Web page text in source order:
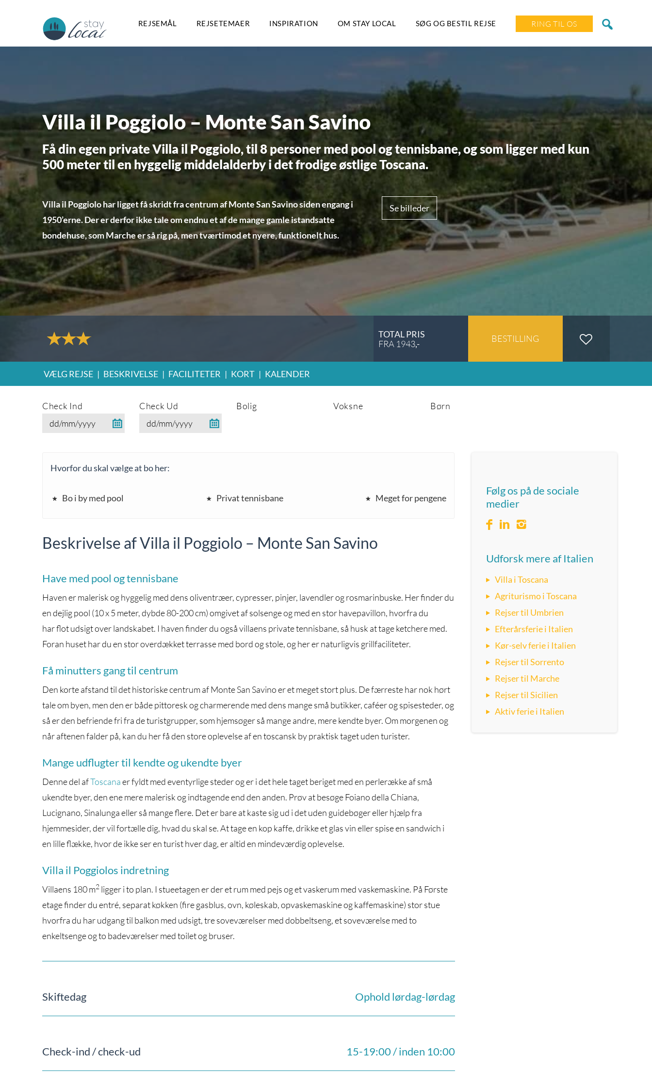
RING TIL OS
REJSEMÅL REJSETEMAER INSPIRATION OM STAY LOCAL SØG OG BESTIL REJSE
Villa il Poggiolo – Monte San Savino
Få din egen private Villa il Poggiolo, til 8 personer med pool og tennisbane, og som ligger med kun
500 meter til en hyggelig middelalderby i det frodige østlige Toscana.
Villa il Poggiolo har ligget få skridt fra centrum af Monte San Savino siden engang i
1950’erne. Der er derfor ikke tale om endnu et af de mange gamle istandsatte
bondehuse, som Marche er så rig på, men tværtimod et nyere, funktionelt hus.
Se billeder
TOTAL PRIS
FRA 1943,- BESTILLING
VÆLG REJSE | BESKRIVELSE | FACILITETER | KORT | KALENDER
Check Ind Check Ud Bolig Voksne Børn
Hvorfor du skal vælge at bo her:
Bo i by med pool Privat tennisbane Meget for pengene
Beskrivelse af Villa il Poggiolo – Monte San Savino
Have med pool og tennisbane
Haven er malerisk og hyggelig med dens oliventræer, cypresser, pinjer, lavendler og rosmarinbuske. Her finder du
en dejlig pool (10 x 5 meter, dybde 80-200 cm) omgivet af solsenge og med en stor havepavillon, hvorfra du
har flot udsigt over landskabet. I haven finder du også villaens private tennisbane, så husk at tage ketchere med.
Foran huset har du en stor overdækket terrasse med bord og stole, og her er naturligvis grillfaciliteter.
Få minutters gang til centrum
Den korte afstand til det historiske centrum af Monte San Savino er et meget stort plus. De færreste har nok hørt
tale om byen, men den er både pittoresk og charmerende med dens mange små butikker, caféer og spisesteder, og
så er den befriende fri fra de turistgrupper, som hjemsøger så mange andre, mere kendte byer. Om morgenen og
når aftenen falder på, kan du her få den store oplevelse af en toscansk by praktisk taget uden turister.
Mange udflugter til kendte og ukendte byer
Denne del afToscanaer fyldt med eventyrlige steder og er i det hele taget beriget med en perlerække af små
ukendte byer, den ene mere malerisk og indtagende end den anden. Prøv at besøge Foiano della Chiana,
Lucignano, Sinalunga eller så mange flere. Det er bare at kaste sig ud i det uden guidebøger eller hjælp fra
hjemmesider, der vil fortælle dig, hvad du skal se. At tage en kop kaffe, drikke et glas vin eller spise en sandwich i
en lille flække, hvor de ikke ser en turist hver dag, er altid en mindeværdig oplevelse.
Villa il Poggiolos indretning
Villaens 180 m2 ligger i to plan. I stueetagen er der et rum med pejs og et vaskerum med vaskemaskine. På Første
etage finder du entré, separat køkken (fire gasblus, ovn, køleskab, opvaskemaskine og kaffemaskine) stor stue
hvorfra du har udgang til balkon med udsigt, tre soveværelser med dobbeltseng, et soveværelse med to
enkeltsenge og to badeværelser med toilet og bruser.
Skiftedag Ophold lørdag-lørdag
Check-ind / check-ud 15-19:00 / inden 10:00
Følg os på de sociale
medier
Udforsk mere af Italien
Villa i Toscana
Agriturismo i Toscana
Rejser til Umbrien
Efterårsferie i Italien
Kør-selv ferie i Italien
Rejser til Sorrento
Rejser til Marche
Rejser til Sicilien
Aktiv ferie i Italien